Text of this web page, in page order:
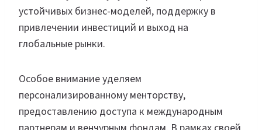
устойчивых бизнес-моделей, поддержку в
привлечении инвестиций и выход на
глобальные рынки.
Особое внимание уделяем
персонализированному менторству,
предоставлению доступа к международным